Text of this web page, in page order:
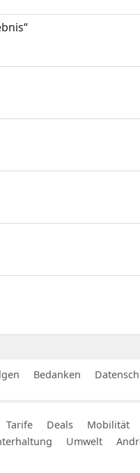
Bedanken
Tarife Deals Mobilität
Umwelt